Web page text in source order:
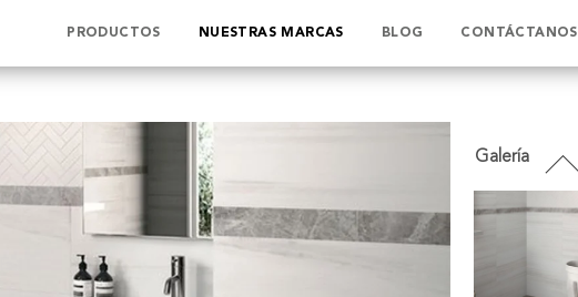
PRODUCTOS NUESTRAS MARCAS BLOG CONTÁCTANOS